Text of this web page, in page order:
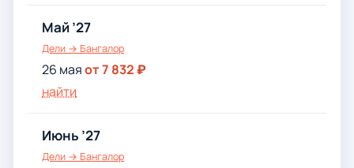
Май ’27
Дели → Бангалор
26 маяот 7 832 ₽
найти
Июнь ’27
Дели → Бангалор